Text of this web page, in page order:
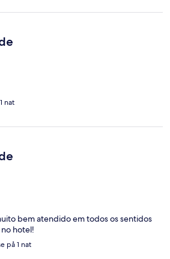
nat
bem atendido em todos os sentidos
hotel!
på 1 nat